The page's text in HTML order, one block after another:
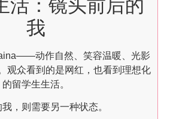
活：镜头前后的
我
动作自然、笑容温暖、光影
观众看到的是网红，也看到理想化
的留学生生活。
，则需要另一种状态。